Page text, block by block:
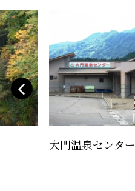
大門温泉センター